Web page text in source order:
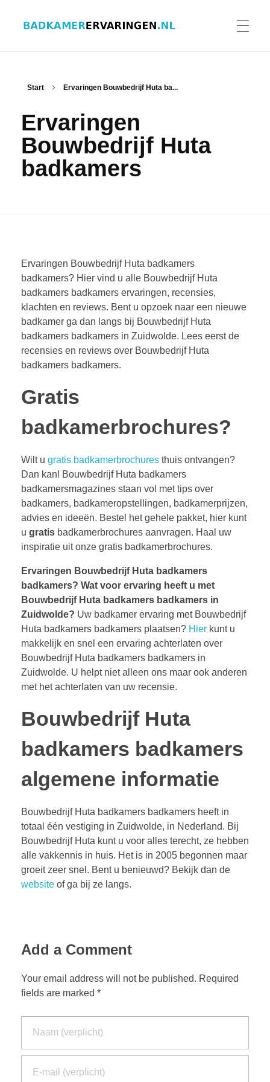
ERVARINGEN BADKAMERS
BADKAMERERVARING DELEN
CONTACT
Start Ervaringen Bouwbedrijf Huta ba...
Ervaringen
Bouwbedrijf Huta
badkamers
Ervaringen Bouwbedrijf Huta badkamers
badkamers? Hier vind u alle Bouwbedrijf Huta
badkamers badkamers ervaringen, recensies,
klachten en reviews. Bent u opzoek naar een nieuwe
badkamer ga dan langs bij Bouwbedrijf Huta
badkamers badkamers in Zuidwolde. Lees eerst de
recensies en reviews over Bouwbedrijf Huta
badkamers badkamers.
Gratis
badkamerbrochures?
Wilt u gratis badkamerbrochures thuis ontvangen?
Dan kan! Bouwbedrijf Huta badkamers
badkamersmagazines staan vol met tips over
badkamers, badkameropstellingen, badkamerprijzen,
advies en ideeën. Bestel het gehele pakket, hier kunt
u gratis badkamerbrochures aanvragen. Haal uw
inspiratie uit onze gratis badkamerbrochures.
Ervaringen Bouwbedrijf Huta badkamers
badkamers? Wat voor ervaring heeft u met
Bouwbedrijf Huta badkamers badkamers in
Zuidwolde? Uw badkamer ervaring met Bouwbedrijf
Huta badkamers badkamers plaatsen? Hier kunt u
makkelijk en snel een ervaring achterlaten over
Bouwbedrijf Huta badkamers badkamers in
Zuidwolde. U helpt niet alleen ons maar ook anderen
met het achterlaten van uw recensie.
Bouwbedrijf Huta
badkamers badkamers
algemene informatie
Bouwbedrijf Huta badkamers badkamers heeft in
totaal één vestiging in Zuidwolde, in Nederland. Bij
Bouwbedrijf Huta kunt u voor alles terecht, ze hebben
alle vakkennis in huis. Het is in 2005 begonnen maar
groeit zeer snel. Bent u benieuwd? Bekijk dan de
website of ga bij ze langs.
Add a Comment
Your email address will not be published. Required
fields are marked *